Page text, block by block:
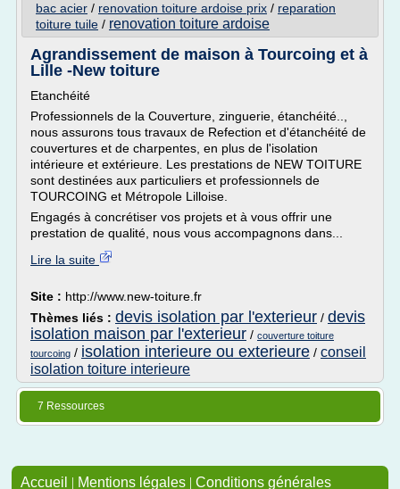
bac acier / renovation toiture ardoise prix / reparation
toiture tuile / renovation toiture ardoise
Agrandissement de maison à Tourcoing et à
Lille -New toiture
Etanchéité
Professionnels de la Couverture, zinguerie, étanchéité..,
nous assurons tous travaux de Refection et d'étanchéité de
couvertures et de charpentes, en plus de l'isolation
intérieure et extérieure. Les prestations de NEW TOITURE
sont destinées aux particuliers et professionnels de
TOURCOING et Métropole Lilloise.
Engagés à concrétiser vos projets et à vous offrir une
prestation de qualité, nous vous accompagnons dans...
Lire la suite
Site : http://www.new-toiture.fr
Thèmes liés : devis isolation par l'exterieur / devis
isolation maison par l'exterieur / couverture toiture
tourcoing / isolation interieure ou exterieure / conseil
isolation toiture interieure
7 Ressources
Accueil | Mentions légales | Conditions générales